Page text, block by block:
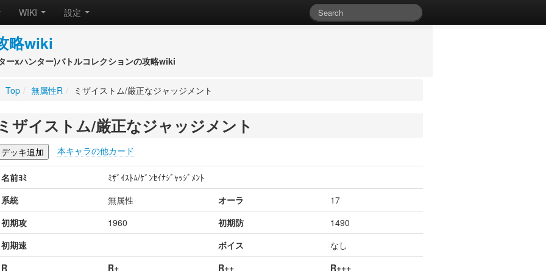
WIKI 設定
略wiki
ーxハンター)バトルコレクションの攻略wiki
Top / 無属性R / ミザイストム/厳正なジャッジメント
ザイストム/厳正なジャッジメント
本キャラの他カード
名前ﾖﾐ
ﾐｻﾞｲｽﾄﾑ/ｹﾞﾝｾｲﾅｼﾞｬｯｼﾞﾒﾝﾄ
系統
無属性 オーラ
17
初期攻
1960 初期防
1490
初期速
ボイス
なし
R
R+ R++ R+++